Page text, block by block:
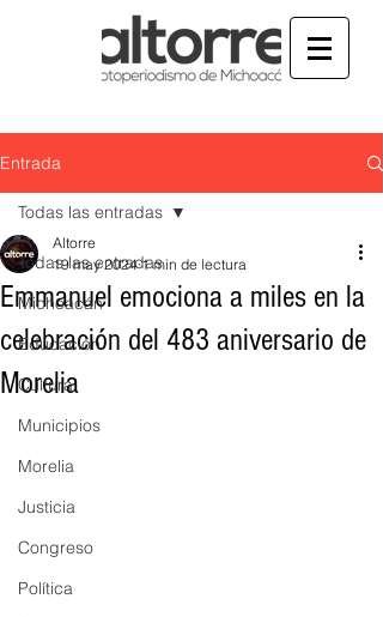
Entrada
Todas las entradas
Michoacán
Educación
Cultura
Municipios
Morelia
Justicia
Congreso
Política
Todas las entradas
Emmanuel emociona a miles en la
celebración del 483 aniversario de
Morelia
Altorre
19 may 2024 1 min de lectura